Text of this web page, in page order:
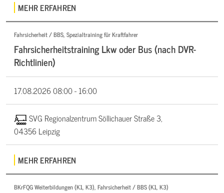
MEHR ERFAHREN
Fahrsicherheit / BBS, Spezialtraining für Kraftfahrer
Fahrsicherheitstraining Lkw oder Bus (nach DVR-
Richtlinien)
17.08.202608:00 - 16:00
SVG Regionalzentrum Söllichauer Straße 3,
04356 Leipzig
MEHR ERFAHREN
BKrFQG Weiterbildungen (K1, K3), Fahrsicherheit / BBS (K1, K3)